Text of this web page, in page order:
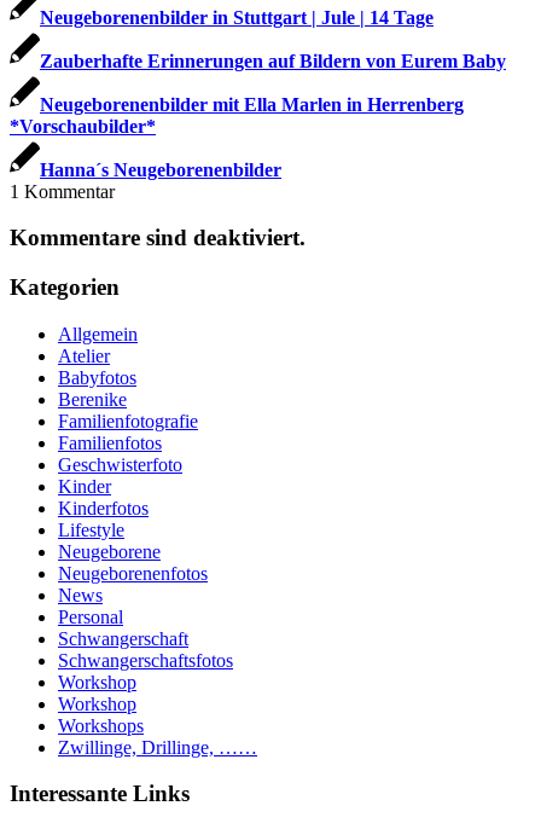
Neugeborenenbilder in Stuttgart | Jule | 14 Tage
Zauberhafte Erinnerungen auf Bildern von Eurem Baby
Neugeborenenbilder mit Ella Marlen in Herrenberg
*Vorschaubilder*
Hanna´s Neugeborenenbilder
1 Kommentar
Kommentare sind deaktiviert.
Kategorien
Allgemein
Atelier
Babyfotos
Berenike
Familienfotografie
Familienfotos
Geschwisterfoto
Kinder
Kinderfotos
Lifestyle
Neugeborene
Neugeborenenfotos
News
Personal
Schwangerschaft
Schwangerschaftsfotos
Workshop
Workshop
Workshops
Zwillinge, Drillinge, ……
Interessante Links